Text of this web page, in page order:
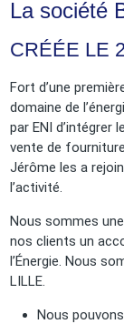
La société
CRÉÉE LE
Fort d’une
domaine de
par ENI d’intégrer
vente de
Jérôme les a
l’activité.
Nous sommes
nos clients un
l’Énergie. Nous
LILLE.
Nous